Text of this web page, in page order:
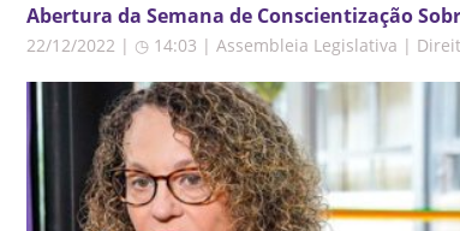
Abertura da Semana de Conscientização
22/12/2022 | ◷ 14:03 | Assembleia Legislativa |